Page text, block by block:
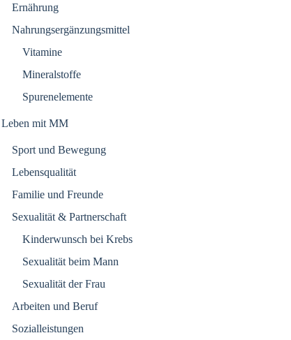
Ernährung
Nahrungsergänzungsmittel
Vitamine
Mineralstoffe
Spurenelemente
Leben mit MM
Sport und Bewegung
Lebensqualität
Familie und Freunde
Sexualität & Partnerschaft
Kinderwunsch bei Krebs
Sexualität beim Mann
Sexualität der Frau
Arbeiten und Beruf
Sozialleistungen